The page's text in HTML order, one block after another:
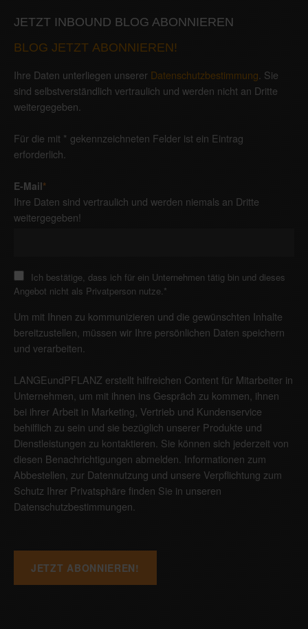
JETZT INBOUND BLOG ABONNIEREN
BLOG JETZT ABONNIEREN!
Ihre Daten unterliegen unserer Datenschutzbestimmung . Sie
sind selbstverständlich vertraulich und werden nicht an Dritte
weitergegeben.
Für die mit * gekennzeichneten Felder ist ein Eintrag
erforderlich.
E-Mail*
Ihre Daten sind vertraulich und werden niemals an Dritte
weitergegeben!
Ich bestätige, dass ich für ein Unternehmen tätig bin und dieses
Angebot nicht als Privatperson nutze.*
Um mit Ihnen zu kommunizieren und die gewünschten Inhalte
bereitzustellen, müssen wir Ihre persönlichen Daten speichern
und verarbeiten.
LANGEundPFLANZ erstellt hilfreichen Content für Mitarbeiter in
Unternehmen, um mit ihnen ins Gespräch zu kommen, ihnen
bei ihrer Arbeit in Marketing, Vertrieb und Kundenservice
behilflich zu sein und sie bezüglich unserer Produkte und
Dienstleistungen zu kontaktieren. Sie können sich jederzeit von
diesen Benachrichtigungen abmelden. Informationen zum
Abbestellen, zur Datennutzung und unsere Verpflichtung zum
Schutz Ihrer Privatsphäre finden Sie in unseren
Datenschutzbestimmungen